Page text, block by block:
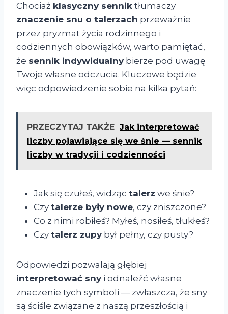
Chociaż klasyczny sennik tłumaczy
znaczenie snu o talerzach przeważnie
przez pryzmat życia rodzinnego i
codziennych obowiązków, warto pamiętać,
że sennik indywidualny bierze pod uwagę
Twoje własne odczucia. Kluczowe będzie
więc odpowiedzenie sobie na kilka pytań:
PRZECZYTAJ TAKŻE Jak interpretować
liczby pojawiające się we śnie — sennik
liczby w tradycji i codzienności
Jak się czułeś, widząc talerz we śnie?
Czy talerze były nowe, czy zniszczone?
Co z nimi robiłeś? Myłeś, nosiłeś, tłukłeś?
Czy talerz zupy był pełny, czy pusty?
Odpowiedzi pozwalają głębiej
interpretować sny i odnaleźć własne
znaczenie tych symboli — zwłaszcza, że sny
są ściśle związane z naszą przeszłością i